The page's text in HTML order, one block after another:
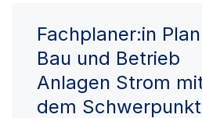
Fachplaner:in
Bau und Betrieb
Anlagen Strom
dem Schwerpunkt